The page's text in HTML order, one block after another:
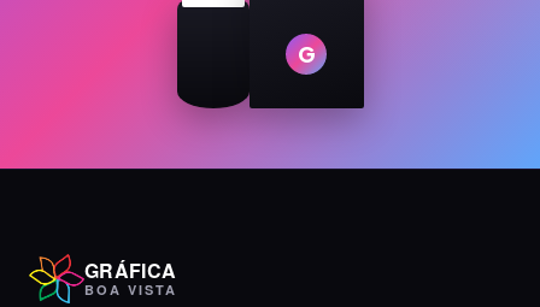
G
GRÁFICA
BOA VISTA